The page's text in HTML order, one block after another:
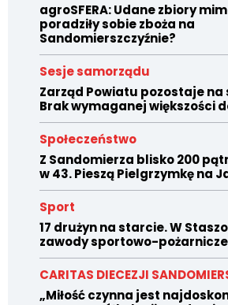
agroSFERA: Udane zbiory
poradziły sobie zboża na
Sandomierszczyźnie?
Sesje samorządu
Zarząd Powiatu pozostaje
Brak wymaganej większości
Społeczeństwo
Z Sandomierza blisko 200
w 43. Pieszą Pielgrzymkę na
Sport
17 drużyn na starcie. W
zawody sportowo-pożarnicze
CARITAS DIECEZJI
„Miłość czynna jest